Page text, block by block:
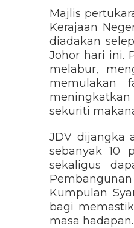
Majlis
Kerajaan
diadakan
Johor hari ini.
melabur,
memulakan
meningkatkan
sekuriti
JDV dijangka
sebanyak 10
sekaligus
Kumpulan
bagi
masa hadapan.